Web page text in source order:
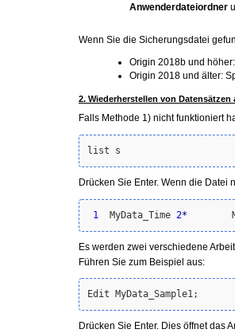
Anwenderdateiordner
Wenn Sie die Sicherungsdatei
Origin 2018b und
Origin 2018 und älter:
2. Wiederherstellen von
Falls Methode 1) nicht funktioniert
Drücken Sie Enter. Wenn die
1
  MyData_Time
2*
Es werden zwei verschiedene
Führen Sie zum Beispiel aus:
Drücken Sie Enter. Dies öffnet das